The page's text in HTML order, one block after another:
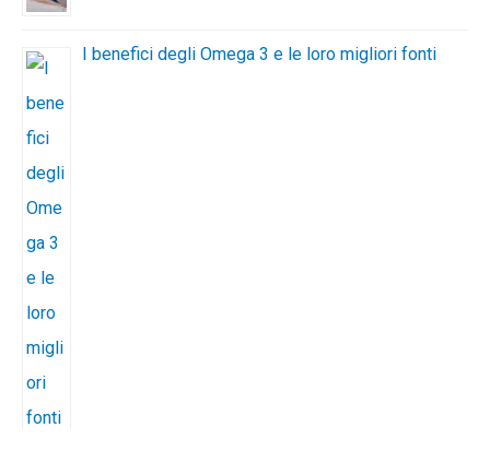
I benefici degli Omega 3 e le loro migliori fonti